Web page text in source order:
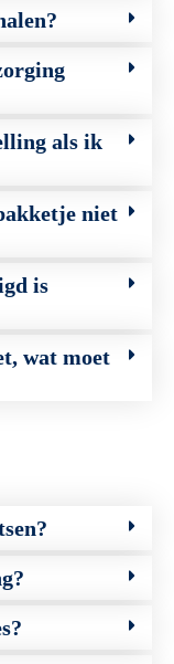
als ik
niet
is
wat moet